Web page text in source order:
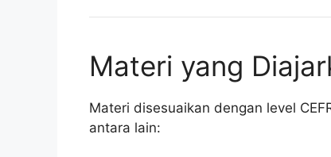
Materi yang
Materi disesuaikan dengan level
antara lain: